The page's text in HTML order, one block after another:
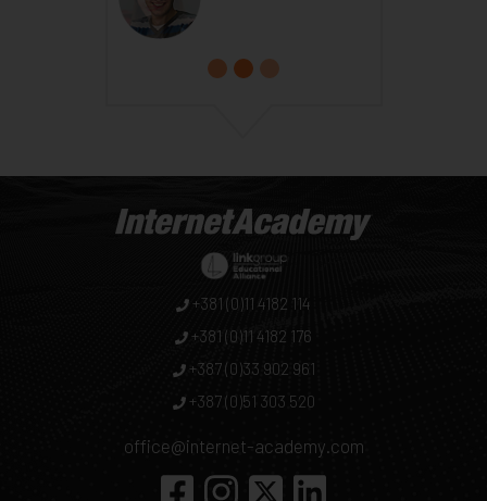
+381 (0)11 4182 114
+381 (0)11 4182 176
+387 (0)33 902 961
+387 (0)51 303 520
office@internet-academy.com